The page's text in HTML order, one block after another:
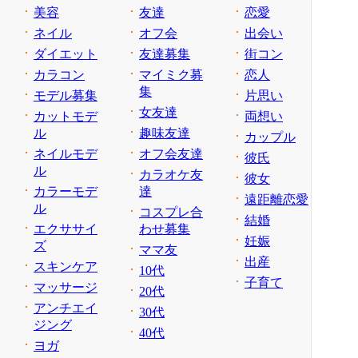
美容
ネイル
ダイエット
カラコン
モデル募集
カットモデ
ル
ネイルモデ
ル
カラーモデ
ル
エクササイ
ズ
スキンケア
マッサージ
アンチエイ
ジング
ヨガ
友達
オフ会
友達募集
マイミク募
集
女友達
趣味友達
オフ会友達
カラオケ友
達
コスプレ合
わせ募集
ママ友
10代
20代
30代
40代
恋愛
出会い
街コン
恋人
片思い
両想い
カップル
彼氏
彼女
遠距離恋愛
結婚
妊娠
出産
子育て